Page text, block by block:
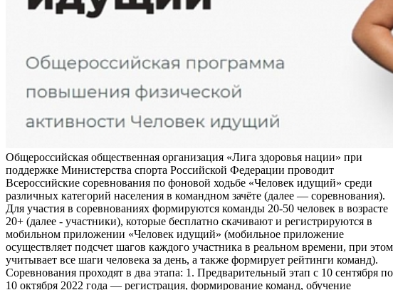
Общероссийская общественная организация «Лига здоровья нации» при
поддержке Министерства спорта Российской Федерации проводит
Всероссийские соревнования по фоновой ходьбе «Человек идущий» среди
различных категорий населения в командном зачёте (далее — соревнования).
Для участия в соревнованиях формируются команды 20-50 человек в возрасте
20+ (далее - участники), которые бесплатно скачивают и регистрируются в
мобильном приложении «Человек идущий» (мобильное приложение
осуществляет подсчет шагов каждого участника в реальном времени, при этом
учитывает все шаги человека за день, а также формирует рейтинги команд).
Соревнования проходят в два этапа: 1. Предварительный этап с 10 сентября по
10 октября 2022 года — регистрация, формирование команд, обучение